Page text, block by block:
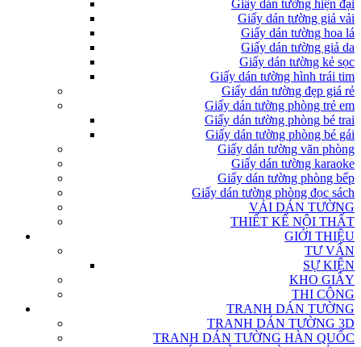
Giấy dán tường hiện đại
Giấy dán tường giả vải
Giấy dán tường hoa lá
Giấy dán tường giả da
Giấy dán tường kẻ sọc
Giấy dán tường hình trái tim
Giấy dán tường đẹp giá rẻ
Giấy dán tường phòng trẻ em
Giấy dán tường phòng bé trai
Giấy dán tường phòng bé gái
Giấy dán tường văn phòng
Giấy dán tường karaoke
Giấy dán tường phòng bếp
Giấy dán tường phòng đọc sách
VẢI DÁN TƯỜNG
THIẾT KẾ NỘI THẤT
GIỚI THIỆU
TƯ VẤN
SỰ KIỆN
KHO GIẤY
THI CÔNG
TRANH DÁN TƯỜNG
TRANH DÁN TƯỜNG 3D
TRANH DÁN TƯỜNG HÀN QUỐC